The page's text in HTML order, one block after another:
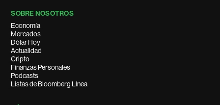
SOBRE NOSOTROS
Economía
Mercados
Dólar Hoy
Actualidad
Cripto
Finanzas Personales
Podcasts
Listas de Bloomberg Línea